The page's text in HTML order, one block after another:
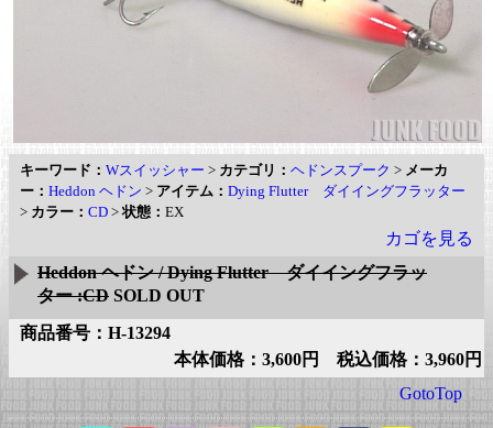
キーワード： Wスイッシャー > カテゴリ： ヘドンスプーク > メーカ
ー： Heddon ヘドン > アイテム： Dying Flutter ダイイングフラッター
> カラー： CD >状態： EX
カゴを見る
Heddon ヘドン / Dying Flutter ダイイングフラッ
ター :CD SOLD OUT
商品番号：H-13294
本体価格：3,600円 税込価格：3,960円
GotoTop